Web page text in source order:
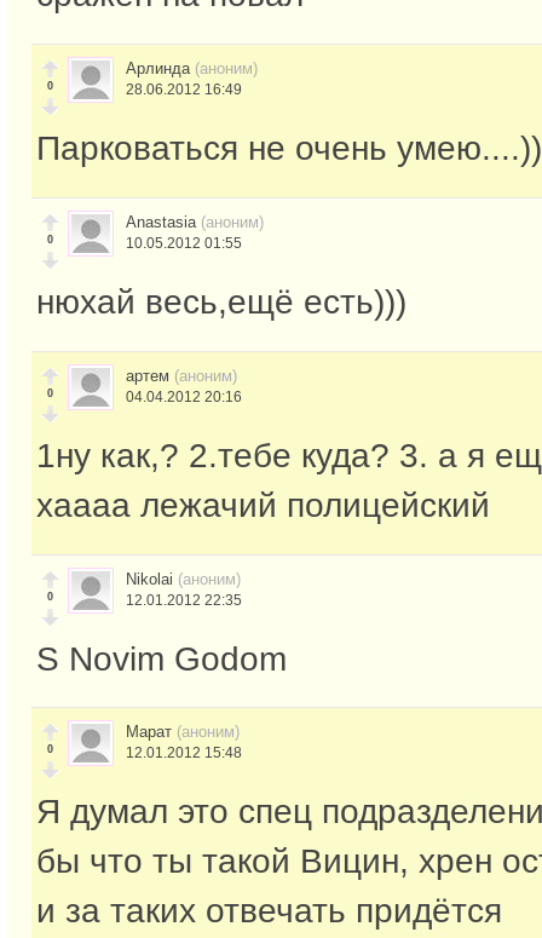
0
Арлинда (аноним)
28.06.2012 16:49
Парковаться не очень
0
Anastasia (аноним)
10.05.2012 01:55
нюхай весь,ещё есть)))
0
артем (аноним)
04.04.2012 20:16
1ну как,? 2.тебе куда? 3. а я
хаааа лежачий полицейский
0
Nikolai (аноним)
12.01.2012 22:35
S Novim Godom
0
Марат (аноним)
12.01.2012 15:48
Я думал это спец
бы что ты такой Вицин, хрен
и за таких отвечать придётся